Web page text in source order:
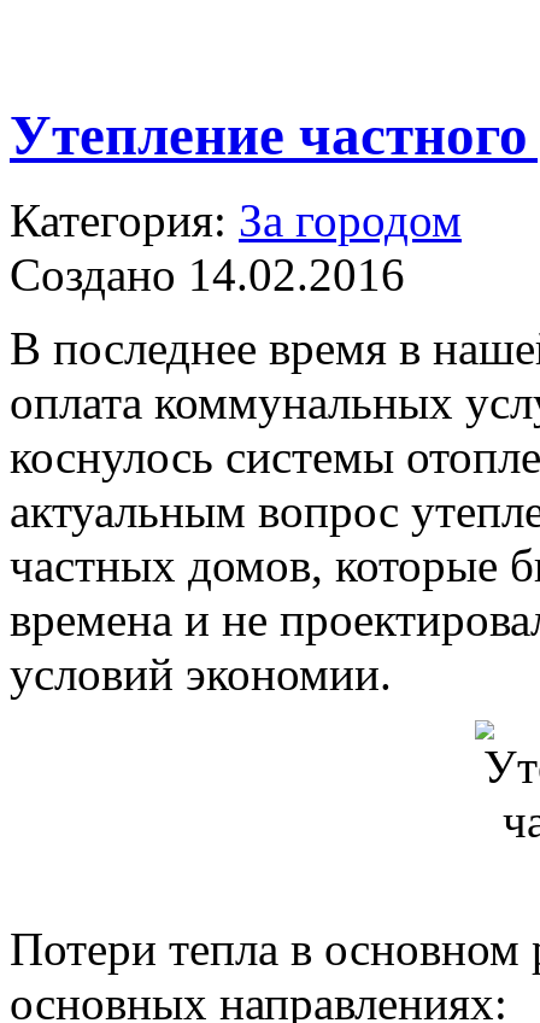
Утепление
Категория: За городом
Создано 14.02.2016
В последнее время в
оплата коммунальных
коснулось системы
актуальным вопрос
частных домов, которые
времена и не
условий экономии.
Потери тепла в основном
основных направлениях: